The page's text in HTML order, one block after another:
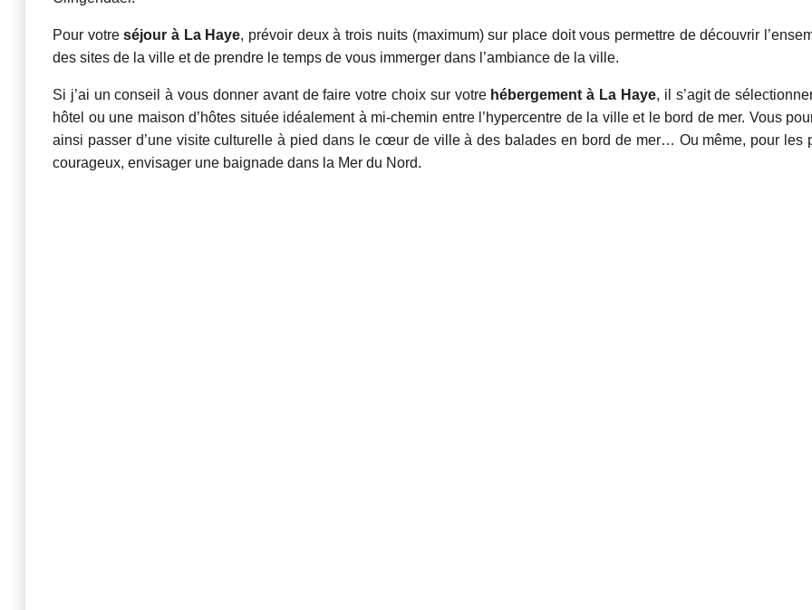
Pour votreséjour à La Haye, prévoir deux à trois nuits (maximum) sur place doit vous permettre de découvrir
des sites de la ville et de prendre le temps de vous immerger dans l’ambiance de la ville.
Si j’ai un conseil à vous donner avant de faire votre choix sur votrehébergement à La Haye, il s’agit de
hôtel ou une maison d’hôtes située idéalement à mi-chemin entre l’hypercentre de la ville et le bord de mer. Vous
ainsi passer d’une visite culturelle à pied dans le cœur de ville à des balades en bord de mer… Ou même, pour les
courageux, envisager une baignade dans la Mer du Nord.